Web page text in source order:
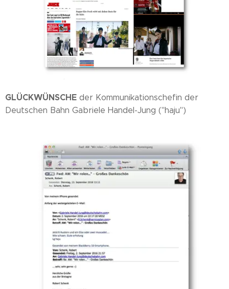
GLÜCKWÜNSCHE der Kommunikationschefin der
Deutschen Bahn Gabriele Handel-Jung ("haju")